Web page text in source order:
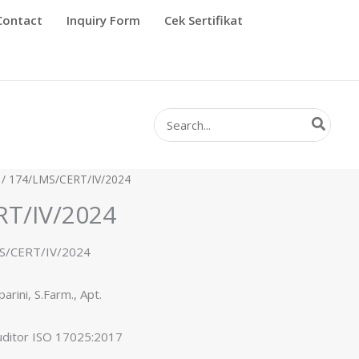
Inquiry Form Cek Sertifikat
Search
for:
174/LMS/CERT/IV/2024
IV/2024
CERT/IV/2024
S.Farm., Apt.
ISO 17025:2017